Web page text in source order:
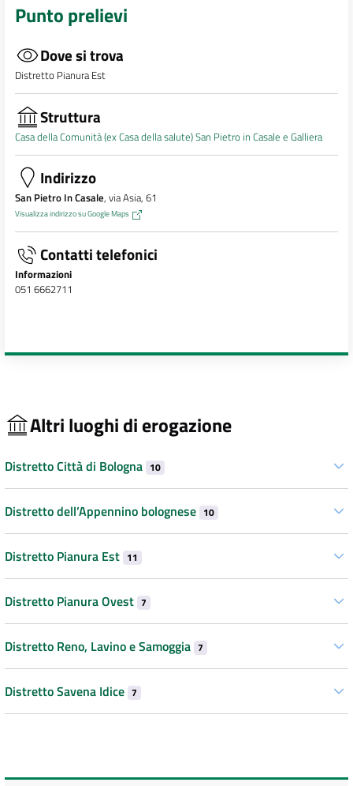
Punto prelievi
Dove si trova
Distretto Pianura Est
Struttura
Casa della Comunità (ex Casa della salute) San Pietro in Casale e Galliera
Indirizzo
San Pietro In Casale, via Asia, 61
Visualizza indirizzo su Google Maps
Contatti telefonici
Informazioni
051 6662711
Altri luoghi di erogazione
Distretto Città di Bologna 10
Distretto dell’Appennino bolognese 10
Distretto Pianura Est 11
Distretto Pianura Ovest 7
Distretto Reno, Lavino e Samoggia 7
Distretto Savena Idice 7